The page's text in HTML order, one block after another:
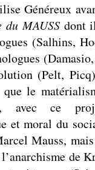
Généreux
du MAUSSdont
(Salhins,
(Pelt,
le
avec ce
et moral du
Mauss,
de